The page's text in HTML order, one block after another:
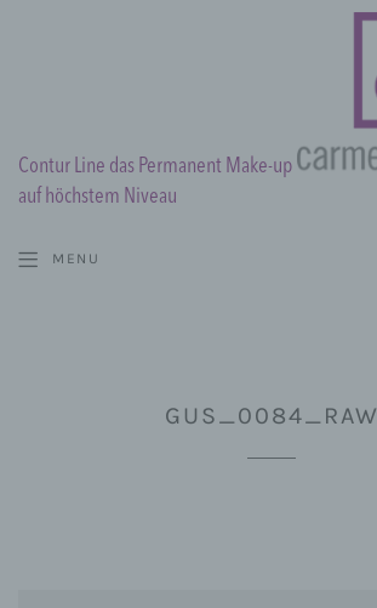
Contur Line das Permanent Make-up
auf höchstem Niveau
MENU
GUS_0084_RAW